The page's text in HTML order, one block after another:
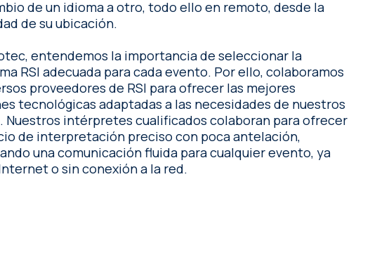
de un idioma a otro, todo ello en remoto, desde la
de su ubicación.
entendemos la importancia de seleccionar la
adecuada para cada evento. Por ello, colaboramos
proveedores de RSI para ofrecer las mejores
tecnológicas adaptadas a las necesidades de nuestros
de interpretación preciso con poca antelación,
una comunicación fluida para cualquier evento, ya
o sin conexión a la red.